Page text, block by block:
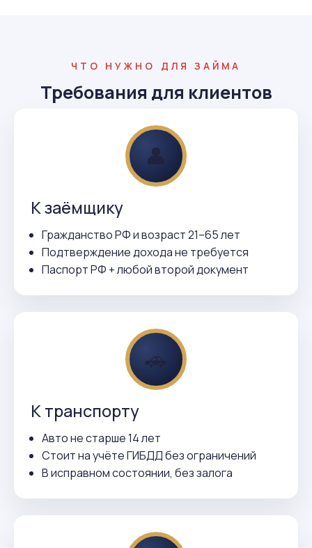
ЧТО НУЖНО ДЛЯ ЗАЙМА
Требования для клиентов
👤
К заёмщику
Гражданство РФ и возраст 21–65 лет
Подтверждение дохода не требуется
Паспорт РФ + любой второй документ
🚗
К транспорту
Авто не старше 14 лет
Стоит на учёте ГИБДД без ограничений
В исправном состоянии, без залога